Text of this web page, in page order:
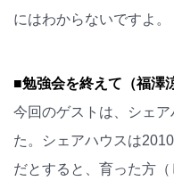
にはわからないですよ。
■勉強会を終えて（福澤
今回のゲストは、シェ
た。シェアハウスは
だとすると、育った方